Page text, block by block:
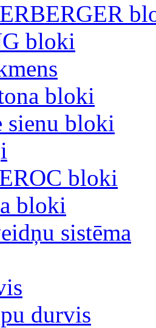
bloki
bloki
sienu bloki
bloki
bloki
sistēma
durvis